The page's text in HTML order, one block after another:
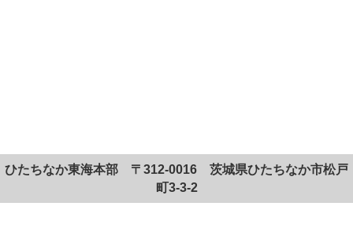
ひたちなか東海本部 〒312-0016 茨城県ひたちなか市松戸
町3-3-2